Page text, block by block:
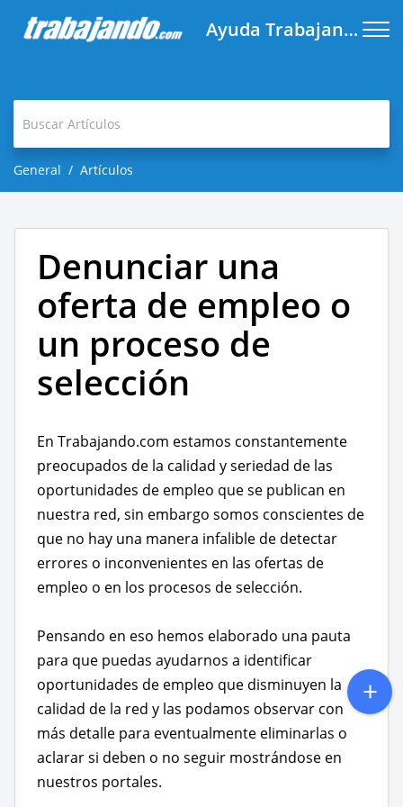
Ayuda Trabajando.com
General Artículos
Denunciar una
oferta de empleo o
un proceso de
selección
En Trabajando.com estamos constantemente
preocupados de la calidad y seriedad de las
oportunidades de empleo que se publican en
nuestra red, sin embargo somos conscientes de
que no hay una manera infalible de detectar
errores o inconvenientes en las ofertas de
empleo o en los procesos de selección.
Pensando en eso hemos elaborado una pauta
para que puedas ayudarnos a identificar
oportunidades de empleo que disminuyen la
calidad de la red y las podamos observar con
más detalle para eventualmente eliminarlas o
aclarar si deben o no seguir mostrándose en
nuestros portales.